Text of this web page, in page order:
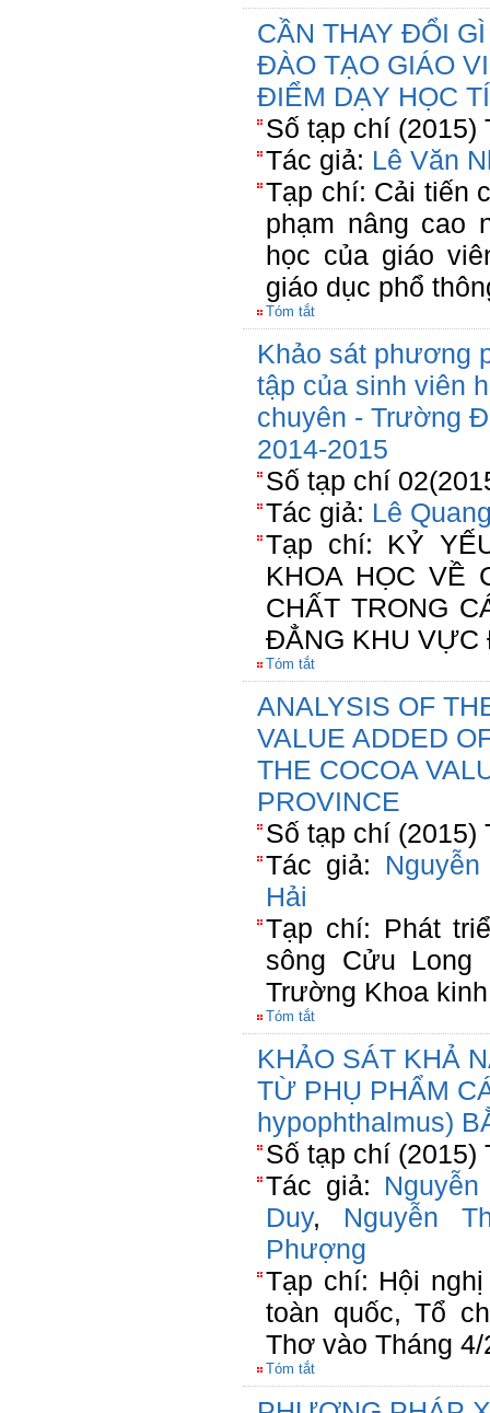
CẦN THAY ĐỔI
ĐÀO TẠO GIÁO
ĐIỂM DẠY HỌC
Số tạp chí (2015)
Tác giả: Lê Văn
Tạp chí: Cải tiến
phạm nâng cao
học của giáo
giáo dục phổ
Tóm tắt
Khảo sát phương
tập của sinh viên
chuyên - Trường
2014-2015
Số tạp chí
Tác giả: Lê
Tạp chí: KỶ
KHOA HỌC VỀ
CHẤT TRONG
ĐẲNG KHU VỰC
Tóm tắt
ANALYSIS OF
VALUE ADDED
THE COCOA
PROVINCE
Số tạp chí (2015)
Tác giả:
Hải
Tạp chí: Phát
sông Cửu
Trường Khoa
Tóm tắt
KHẢO SÁT KHẢ
TỪ PHỤ PHẨM
hypophthalmus)
Số tạp chí (2015)
Tác giả:
Duy, Nguyễn
Phượng
Tạp chí: Hội
toàn quốc, Tổ
Thơ vào Tháng 4/
Tóm tắt